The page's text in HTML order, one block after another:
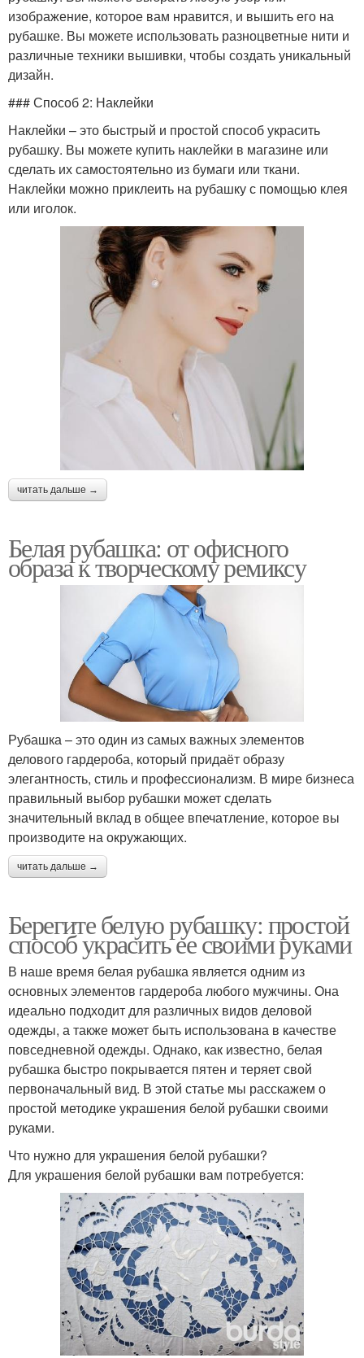
изображение, которое вам нравится, и вышить его на
рубашке. Вы можете использовать разноцветные нити и
различные техники вышивки, чтобы создать уникальный
дизайн.
### Способ 2: Наклейки
Наклейки – это быстрый и простой способ украсить
рубашку. Вы можете купить наклейки в магазине или
сделать их самостоятельно из бумаги или ткани.
Наклейки можно приклеить на рубашку с помощью клея
или иголок.
читать дальше →
Белая рубашка: от офисного
образа к творческому ремиксу
Рубашка – это один из самых важных элементов
делового гардероба, который придаёт образу
элегантность, стиль и профессионализм. В мире бизнеса
правильный выбор рубашки может сделать
значительный вклад в общее впечатление, которое вы
производите на окружающих.
читать дальше →
Берегите белую рубашку: простой
способ украсить ее своими руками
В наше время белая рубашка является одним из
основных элементов гардероба любого мужчины. Она
идеально подходит для различных видов деловой
одежды, а также может быть использована в качестве
повседневной одежды. Однако, как известно, белая
рубашка быстро покрывается пятен и теряет свой
первоначальный вид. В этой статье мы расскажем о
простой методике украшения белой рубашки своими
руками.
Что нужно для украшения белой рубашки?
Для украшения белой рубашки вам потребуется: